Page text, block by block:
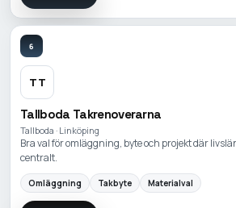
6
TT
Tallboda Takrenoverarna
Tallboda · Linköping
Bra val för omläggning, byte och projekt där
centralt.
Omläggning Takbyte Materialval